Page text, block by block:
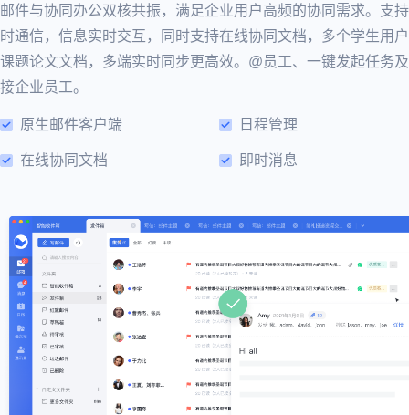
邮件与协同办公双核共振，满足企业用户高频的协同需求。支
时通信，信息实时交互，同时支持在线协同文档，多个学生用
课题论文文档，多端实时同步更高效。@员工、一键发起任务
接企业员工。
原生邮件客户端 日程管理
在线协同文档 即时消息